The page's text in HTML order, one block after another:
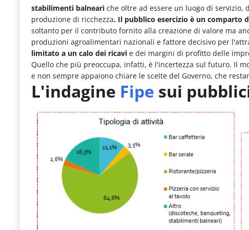
le
novità
del
comparto
Horeca.
stabilimenti balneari che oltre ad essere un luogo di servizio,
produzione di ricchezza. Il pubblico esercizio è un comparto
soltanto per il contributo fornito alla creazione di valore ma
produzioni agroalimentari nazionali e fattore decisivo per
limitato a un calo dei ricavi e dei margini di profitto delle
Quello che più preoccupa, infatti, è l'incertezza sul futuro. Il
e non sempre appaiono chiare le scelte del Governo, che
L'indagine Fipe sui